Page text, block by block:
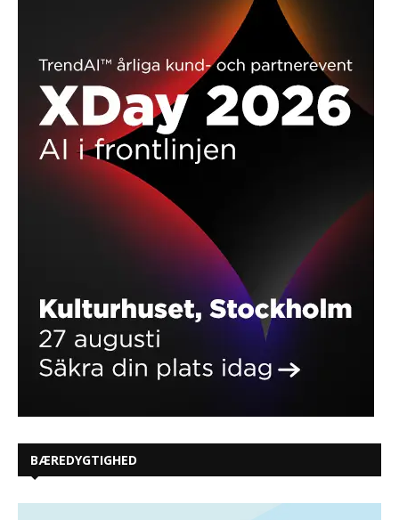
BÆREDYGTIGHED